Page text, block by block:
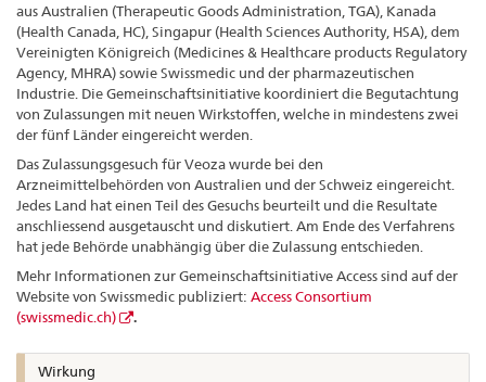
aus Australien (Therapeutic Goods Administration, TGA), Kanada
(Health Canada, HC), Singapur (Health Sciences Authority, HSA), dem
Vereinigten Königreich (Medicines & Healthcare products Regulatory
Agency, MHRA) sowie Swissmedic und der pharmazeutischen
Industrie. Die Gemeinschaftsinitiative koordiniert die Begutachtung
von Zulassungen mit neuen Wirkstoffen, welche in mindestens zwei
der fünf Länder eingereicht werden.
Das Zulassungsgesuch für Veoza wurde bei den
Arzneimittelbehörden von Australien und der Schweiz eingereicht.
Jedes Land hat einen Teil des Gesuchs beurteilt und die Resultate
anschliessend ausgetauscht und diskutiert. Am Ende des Verfahrens
hat jede Behörde unabhängig über die Zulassung entschieden.
Mehr Informationen zur Gemeinschaftsinitiative Access sind auf der
Website von Swissmedic publiziert: Access Consortium
(swissmedic.ch)
.
Wirkung